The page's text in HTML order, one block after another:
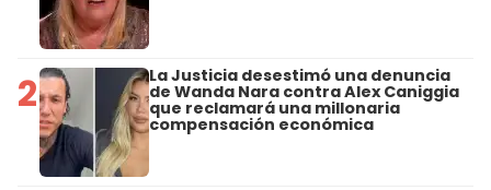
2 La Justicia desestimó una denuncia
de Wanda Nara contra Alex Caniggia
que reclamará una millonaria
compensación económica